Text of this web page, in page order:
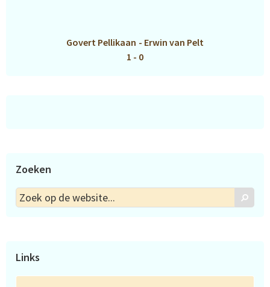
Govert Pellikaan - Erwin van Pelt
1 - 0
Zoeken
Zoek
op
Zoek
Links